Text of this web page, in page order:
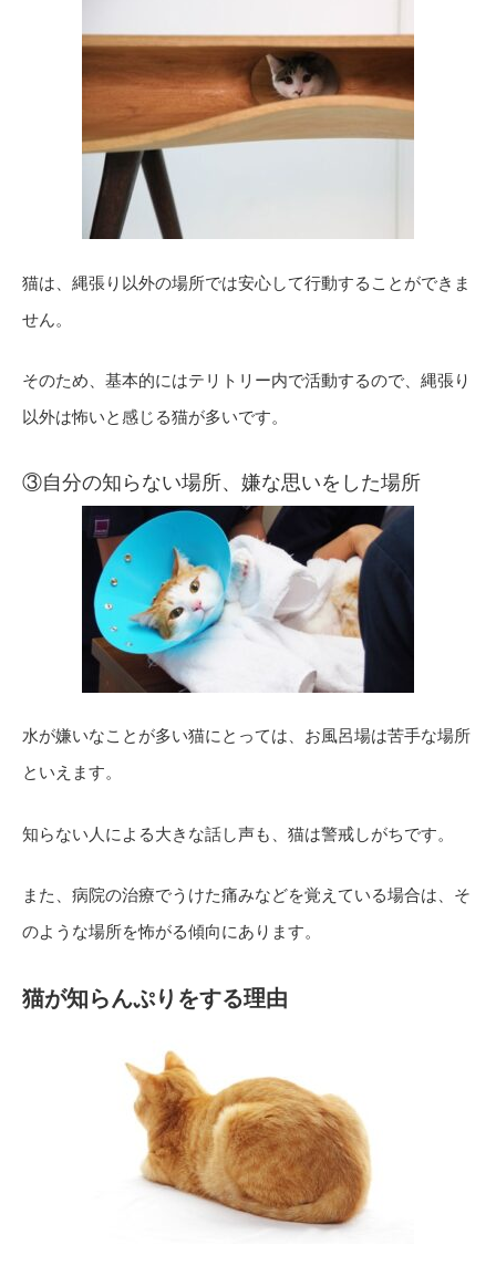
猫は、縄張り以外の場所では安心して行動することができま
せん。
そのため、基本的にはテリトリー内で活動するので、縄張り
以外は怖いと感じる猫が多いです。
③自分の知らない場所、嫌な思いをした場所
水が嫌いなことが多い猫にとっては、お風呂場は苦手な場所
といえます。
知らない人による大きな話し声も、猫は警戒しがちです。
また、病院の治療でうけた痛みなどを覚えている場合は、そ
のような場所を怖がる傾向にあります。
猫が知らんぷりをする理由